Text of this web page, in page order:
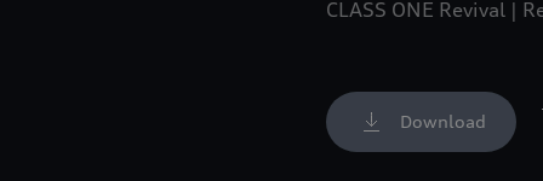
CLASS ONE Revival |
Download